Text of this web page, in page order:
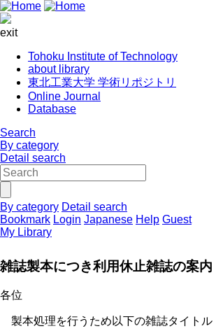
exit
Tohoku Institute of Technology
about library
東北工業大学 学術リポジトリ
Online Journal
Database
Search
By category
Detail search
By category Detail search
Bookmark Login Japanese Help Guest
My Library
雑誌製本につき利用休止雑誌の案内
各位
製本処理を行うため以下の雑誌タイトル